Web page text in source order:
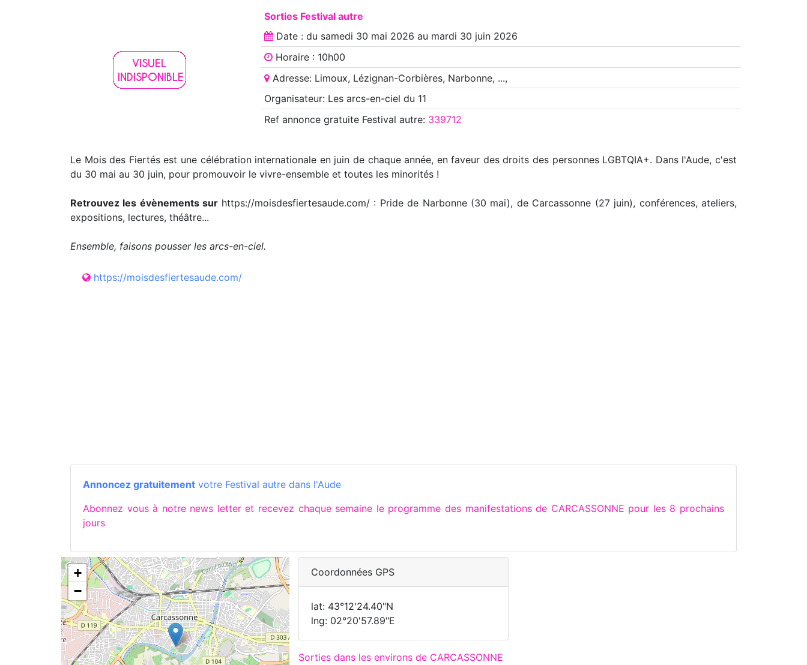
Sorties Festival autre
Date : du samedi 30 mai 2026 au mardi 30 juin 2026
Horaire : 10h00
Adresse: Limoux, Lézignan-Corbières, Narbonne, ...,
Organisateur: Les arcs-en-ciel du 11
Ref annoncegratuite Festival autre: 339712
Le Mois des Fiertés est une célébration internationale en juin de chaque année, en faveur des droits des personnes LGBTQIA+. Dans l'Aude, c'est
du 30 mai au 30 juin, pour promouvoir le vivre-ensemble et toutes les minorités !
Retrouvez les évènements sur https://moisdesfiertesaude.com/ : Pride de Narbonne (30 mai), de Carcassonne (27 juin), conférences, ateliers,
expositions, lectures, théâtre...
Ensemble, faisons pousser les arcs-en-ciel.
https://moisdesfiertesaude.com/
Annoncez gratuitement votre Festival autre dans l'Aude
Abonnez vous à notre news letter et recevez chaque semaine le programme des manifestations de CARCASSONNE pour les 8 prochains
jours
+
−
Coordonnées GPS
lat: 43°12'24.40"N
lng: 02°20'57.89"E
Sorties dans les environs de CARCASSONNE